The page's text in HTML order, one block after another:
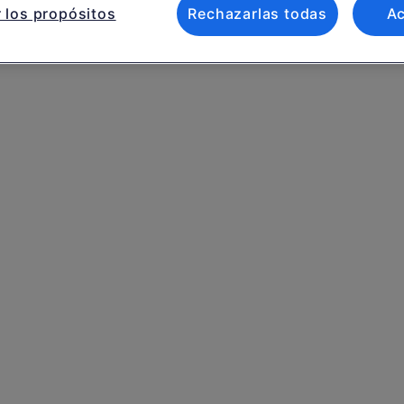
los propósitos Rechazarlas todas